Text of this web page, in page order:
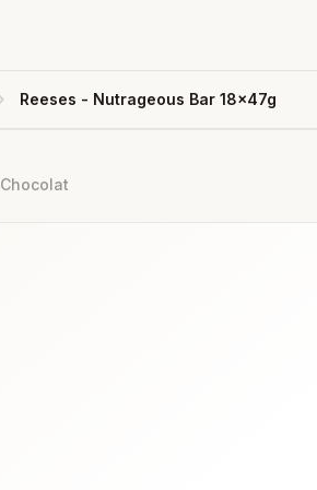
Reeses - Nutrageous Bar 18x47g
Chocolat